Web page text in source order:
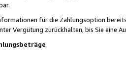
für die Zahlungsoption
Vergütung zurückhalten, bis Sie